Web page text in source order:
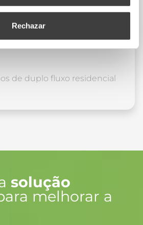
Rechazar
mão de obra em caso de
de duplo fluxo residencial
solução
melhorar a